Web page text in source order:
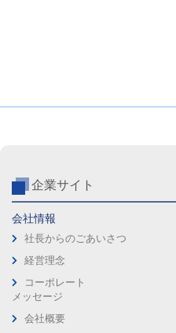
企業サイト
会社情報
社長からのごあいさつ
経営理念
コーポレート
メッセージ
会社概要